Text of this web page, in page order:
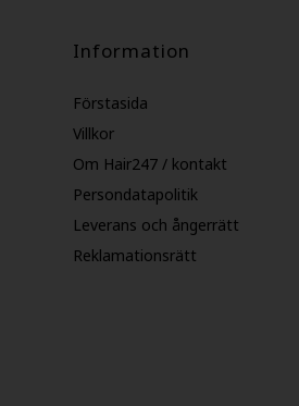
Information
Förstasida
Villkor
Om Hair247 / kontakt
Persondatapolitik
Leverans och ångerrätt
Reklamationsrätt